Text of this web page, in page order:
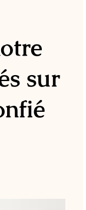
sur